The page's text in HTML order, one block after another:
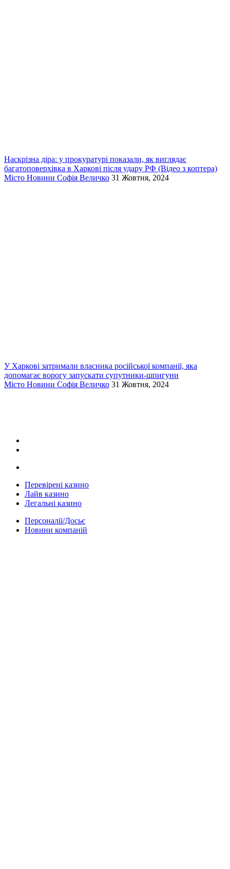
Наскрізна діра: у прокуратурі показали, як виглядає
багатоповерхівка в Харкові після удару РФ (Відео з коптера)
Місто Новини Софія Величко 31 Жовтня, 2024
У Харкові затримали власника російської компанії, яка
допомагає ворогу запускати супутники-шпигуни
Місто Новини Софія Величко 31 Жовтня, 2024
Перевірені казино
Лайв казино
Легальні казино
Персоналії/Досьє
Новини компаній